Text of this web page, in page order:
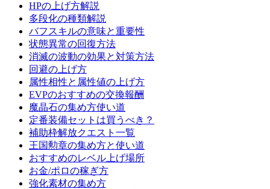
HPの上げ方解説
多段化の種類解説
バフスキルの意味と重要性
状態異常の回復方法
消滅の波動の効果と対策方法
回避の上げ方
属性相性と属性値の上げ方
EVPのおすすめの交換報酬
魔晶石の集め方使い道
定番装備セットは買うべき？
補助枠解放クエスト一覧
王国勲章の集め方と使い道
おすすめのレベル上げ場所
お金/ポロの稼ぎ方
強化素材の集め方